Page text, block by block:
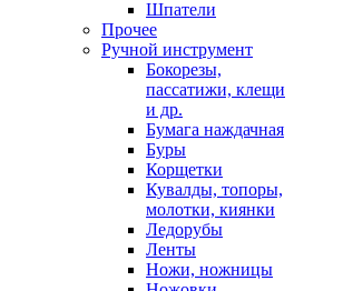
Шпатели
Прочее
Ручной инструмент
Бокорезы,
пассатижи, клещи
и др.
Бумага наждачная
Буры
Корщетки
Кувалды, топоры,
молотки, киянки
Ледорубы
Ленты
Ножи, ножницы